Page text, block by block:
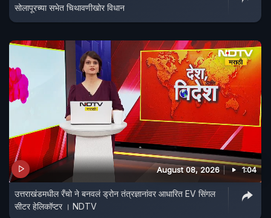
सोलापूरच्या सभेत चिथावणीखोर विधान
August 08, 2026 1:04
उत्तराखंडमधील रँचो ने बनवलं ड्रोन तंत्रज्ञानांवर आधारित EV सिंगल
सीटर हेलिकॉप्टर । NDTV